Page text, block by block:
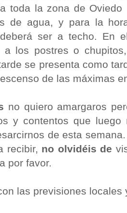
toda la zona de
de agua, y para la
ser a techo. En
a los postres o
se presenta como
de las máximas
no quiero amargaros
y contentos que
de esta
recibir, no olvidéis de
por favor.
las previsiones locales